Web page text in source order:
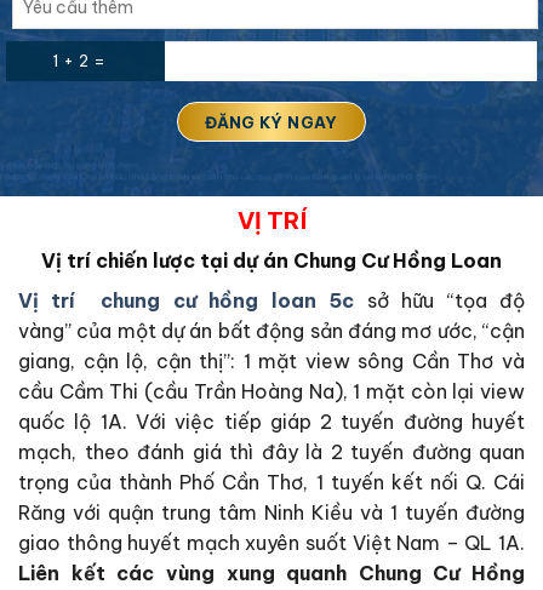
1 + 2 =
VỊ TRÍ
Vị trí chiến lược tại dự án Chung Cư Hồng Loan
Vị trí chung cư hồng loan 5c sở hữu “tọa độ
vàng” của một dự án bất động sản đáng mơ ước, “cận
giang, cận lộ, cận thị”: 1 mặt view sông Cần Thơ và
cầu Cầm Thi (cầu Trần Hoàng Na), 1 mặt còn lại view
quốc lộ 1A. Với việc tiếp giáp 2 tuyến đường huyết
mạch, theo đánh giá thì đây là 2 tuyến đường quan
trọng của thành Phố Cần Thơ, 1 tuyến kết nối Q. Cái
Răng với quận trung tâm Ninh Kiều và 1 tuyến đường
giao thông huyết mạch xuyên suốt Việt Nam – QL 1A.
Liên kết các vùng xung quanh Chung Cư Hồng